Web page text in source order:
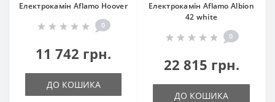
Електрокамін Aflamo Hoover
0
11 742 грн.
ДО КОШИКА
Електрокамін Aflamo Albion
42 white
0
22 815 грн.
ДО КОШИКА